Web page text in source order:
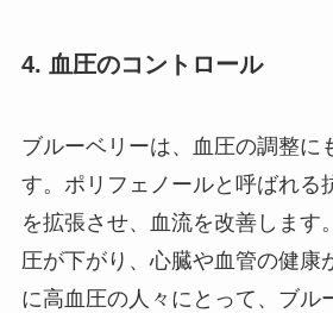
4. 血圧のコントロール
ブルーベリーは、血圧の調整に
す。ポリフェノールと呼ばれる
を拡張させ、血流を改善します
圧が下がり、心臓や血管の健康
に高血圧の人々にとって、ブル